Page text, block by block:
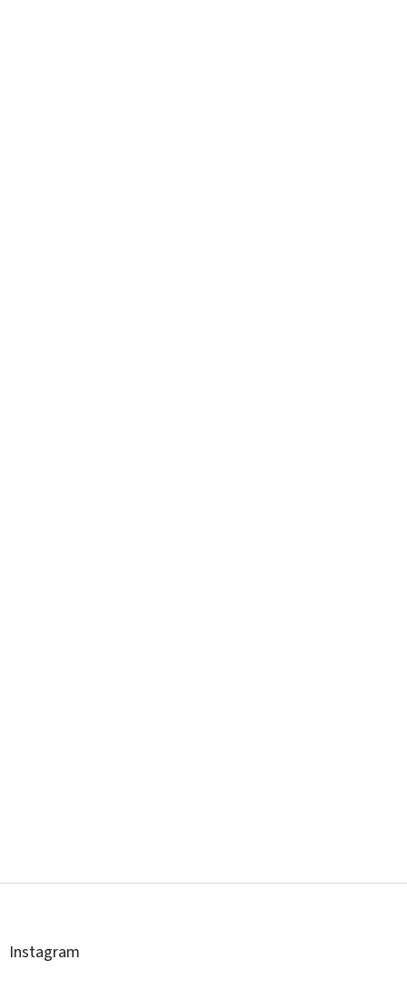
Z
Instagram